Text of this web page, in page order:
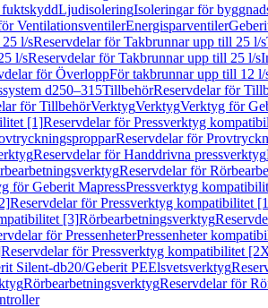
LjudisoleringIsoleringar för
VentilationsventilerEnergisparventiler
l/sReservdelar för Takbrunnar upp till 25 l/s
l/sReservdelar för Takbrunnar upp till 25 l/s
för ÖverloppFör takbrunnar upp till 12 l/
d250–315TillbehörReservdelar för
för TillbehörVerktygVerktygVerktyg för
[1]Reservdelar för Pressverktyg
Reservdelar för
Reservdelar för Handdrivna pressverktyg
Reservdelar för
för Geberit MapressPressverktyg
Reservdelar för Pressverktyg kompatibilitet
[3]Rörbearbetningsverktyg
för PressenheterPressenheter
Reservdelar för Pressverktyg kompatibilitet
Silent-db20/Geberit PEElsvetsverktyg
RörbearbetningsverktygReservdelar för